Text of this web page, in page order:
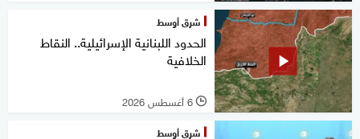
شرق أوسط
الحدود اللبنانية الإسرائيلية.. النقاط
الخلافية
l 6 أغسطس 2026
شرق أوسط